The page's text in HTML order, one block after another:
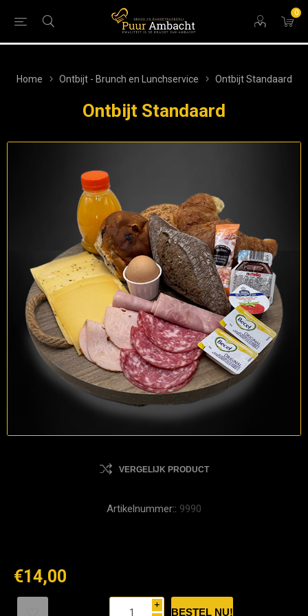
0
Home Ontbijt - Brunch en Lunchservice Ontbijt Standaard
Ontbijt Standaard
VERGELIJK PRODUCT
Artikelnummer:: 9990
€14,00
i